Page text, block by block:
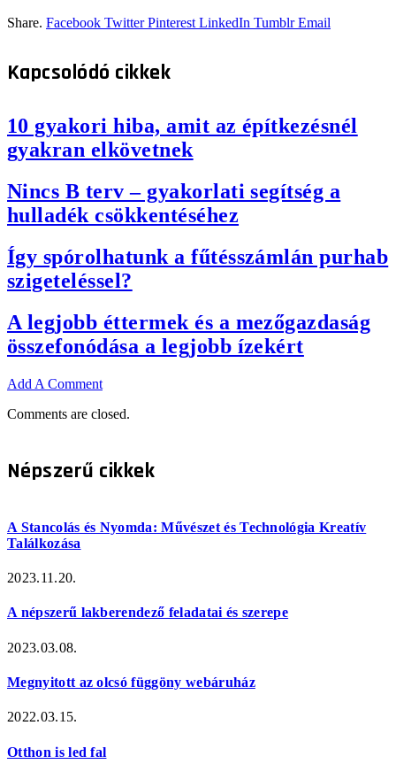
Share. Facebook Twitter Pinterest LinkedIn Tumblr Email
Kapcsolódó cikkek
10 gyakori hiba, amit az építkezésnél
gyakran elkövetnek
Nincs B terv – gyakorlati segítség a
hulladék csökkentéséhez
Így spórolhatunk a fűtésszámlán purhab
szigeteléssel?
A legjobb éttermek és a mezőgazdaság
összefonódása a legjobb ízekért
Add A Comment
Comments are closed.
Népszerű cikkek
A Stancolás és Nyomda: Művészet és Technológia Kreatív
Találkozása
2023.11.20.
A népszerű lakberendező feladatai és szerepe
2023.03.08.
Megnyitott az olcsó függöny webáruház
2022.03.15.
Otthon is led fal